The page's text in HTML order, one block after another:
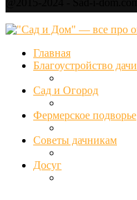
Главная
Благоустройство дачи
Сад и Огород
Фермерское подворье
Советы дачникам
Досуг